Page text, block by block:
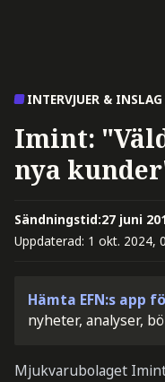
INTERVJUER & INSLAG
Imint:
nya
Sändningstid:27 juni
Uppdaterad: 1 okt. 2024,
Hämta EFN:s app
nyheter, analyser,
Mjukvarubolaget